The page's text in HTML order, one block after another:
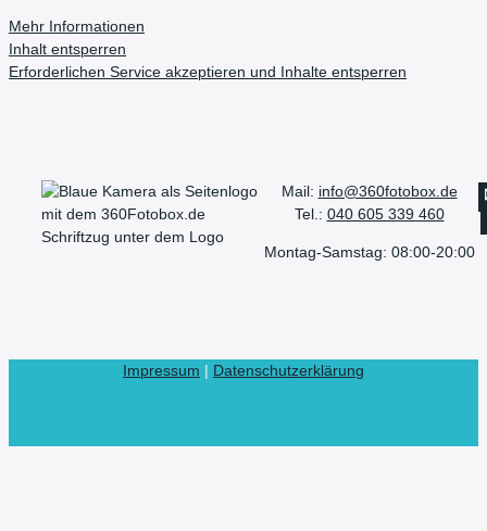
Mehr Informationen
Inhalt entsperren
Erforderlichen Service akzeptieren und Inhalte entsperren
Mail: info@360fotobox.de
Tel.: 040 605 339 460
Montag-Samstag: 08:00-20:00
Impressum Datenschutzerklärung